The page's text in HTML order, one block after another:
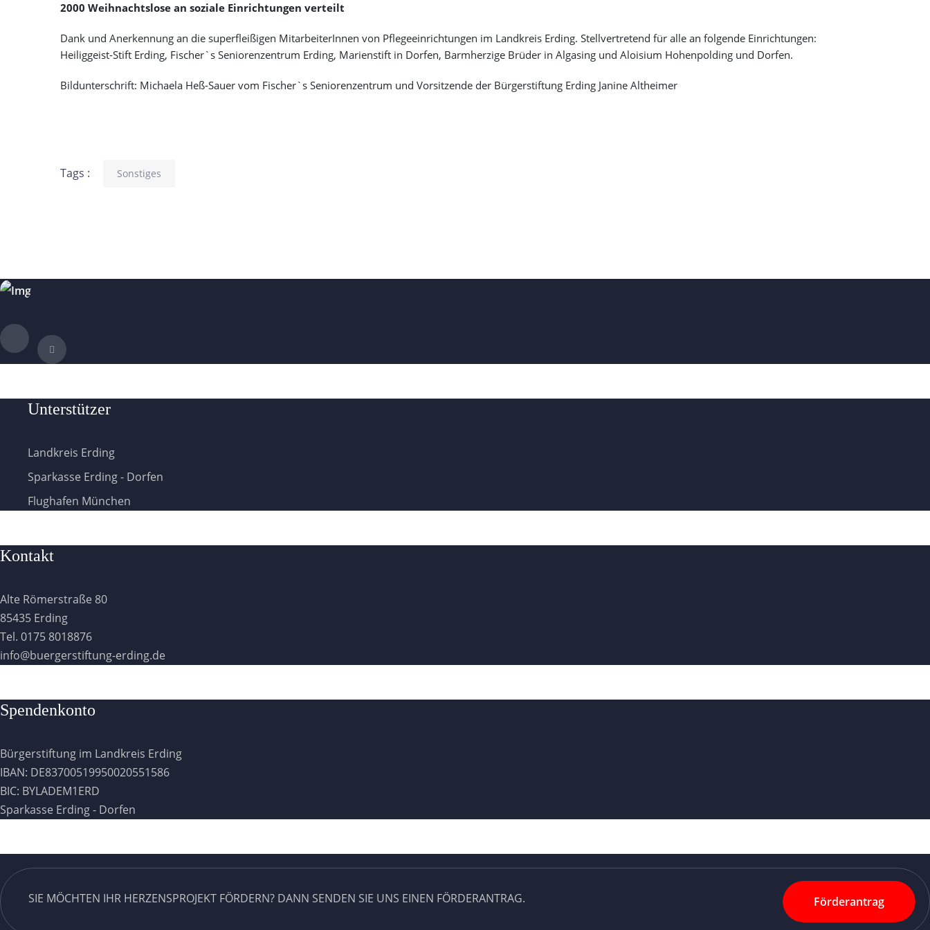
2000 Weihnachtslose an soziale Einrichtungen verteilt
Dank und Anerkennung an die superfleißigen MitarbeiterInnen von Pflegeeinrichtungen im Landkreis Erding. Stellvertretend für alle an folgende Einrichtungen:
Heiliggeist-Stift Erding, Fischer`s Seniorenzentrum Erding, Marienstift in Dorfen, Barmherzige Brüder in Algasing und Aloisium Hohenpolding und Dorfen.
Bildunterschrift: Michaela Heß-Sauer vom Fischer`s Seniorenzentrum und Vorsitzende der Bürgerstiftung Erding Janine Altheimer
Tags : Sonstiges
Unterstützer
Landkreis Erding
Sparkasse Erding - Dorfen
Flughafen München
Kontakt
Alte Römerstraße 80
85435 Erding
Tel. 0175 8018876
info@buergerstiftung-erding.de
Spendenkonto
Bürgerstiftung im Landkreis Erding
IBAN: DE83700519950020551586
BIC: BYLADEM1ERD
Sparkasse Erding - Dorfen
SIE MÖCHTEN IHR HERZENSPROJEKT FÖRDERN? DANN SENDEN SIE UNS EINEN FÖRDERANTRAG. Förderantrag